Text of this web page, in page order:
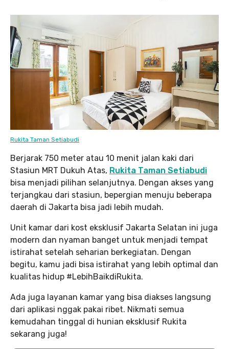
Rukita Taman Setiabudi
Berjarak 750 meter atau 10 menit jalan kaki dari
Stasiun MRT Dukuh Atas, Rukita Taman Setiabudi
bisa menjadi pilihan selanjutnya. Dengan akses yang
terjangkau dari stasiun, bepergian menuju beberapa
daerah di Jakarta bisa jadi lebih mudah.
Unit kamar dari kost eksklusif Jakarta Selatan ini juga
modern dan nyaman banget untuk menjadi tempat
istirahat setelah seharian berkegiatan. Dengan
begitu, kamu jadi bisa istirahat yang lebih optimal dan
kualitas hidup #LebihBaikdiRukita.
Ada juga layanan kamar yang bisa diakses langsung
dari aplikasi nggak pakai ribet. Nikmati semua
kemudahan tinggal di hunian eksklusif Rukita
sekarang juga!